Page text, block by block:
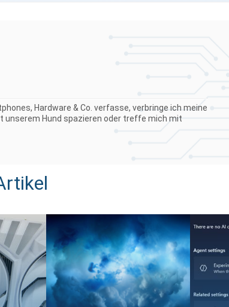
Hardware & Co. verfasse, verbringe ich meine
unserem Hund spazieren oder treffe mich mit